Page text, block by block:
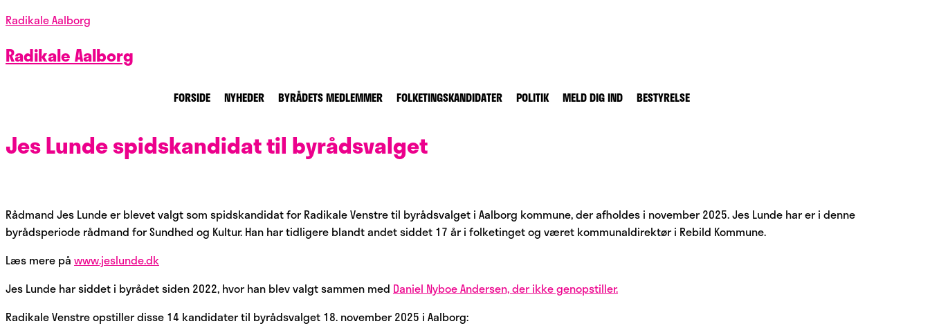
Radikale Aalborg
Radikale Aalborg
FORSIDE NYHEDER BYRÅDETS MEDLEMMER FOLKETINGSKANDIDATER POLITIK MELD DIG IND BESTYRELSE
Jes Lunde spidskandidat til byrådsvalget
Rådmand Jes Lunde er blevet valgt som spidskandidat for Radikale Venstre til byrådsvalget i Aalborg kommune, der afholdes i november 2025. Jes Lunde har er i denne
byrådsperiode rådmand for Sundhed og Kultur. Han har tidligere blandt andet siddet 17 år i folketinget og været kommunaldirektør i Rebild Kommune.
Læs mere på www.jeslunde.dk
Jes Lunde har siddet i byrådet siden 2022, hvor han blev valgt sammen med Daniel Nyboe Andersen, der ikke genopstiller.
Radikale Venstre opstiller disse 14 kandidater til byrådsvalget 18. november 2025 i Aalborg: